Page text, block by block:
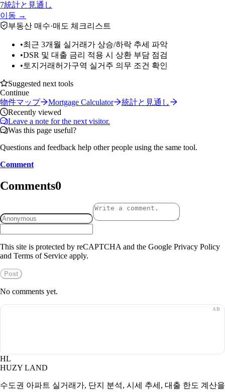
7統計と見通し
이동 →
부동산 매수·매도 체크리스트
•최근 3개월 실거래가 상승/하락 추세 파악
•DSR 및 대출 금리 적용 시 상환 부담 점검
• 토지거래허가구역 실거주 의무 조건 확인
Suggested next tools
Continue
物件マップ
Mortgage Calculator
統計と見通し
Recently viewed
Leave a note for the next visitor.
Was this page useful?
Questions and feedback help other people using the same tool.
Comment
Comments0
This site is protected by reCAPTCHA and the Google Privacy Policy
and Terms of Service apply.
Post
No comments yet.
HL
HUZY LAND
수도권 아파트 실거래가, 단지 분석, 시세 추세, 대출 한도 계산을